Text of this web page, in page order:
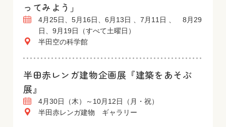
ってみよう」
4月25日、5月16日、6月13日 、7月11日 、 8月29
日、9月19日（すべて土曜日）
半田空の科学館
半田赤レンガ建物企画展『建築をあそぶ
展』
4月30日（木）～10月12日（月・祝）
半田赤レンガ建物 ギャラリー